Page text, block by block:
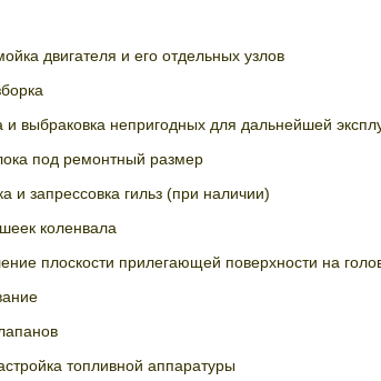
двигателя и его отдельных узлов
и выбраковка непригодных для дальнейшей
под ремонтный размер
и запрессовка гильз (при наличии)
коленвала
плоскости прилегающей поверхности на
топливной аппаратуры